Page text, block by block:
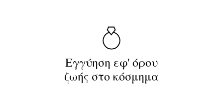
Εγγύηση εφ' όρου
ζωής στο κόσμημα